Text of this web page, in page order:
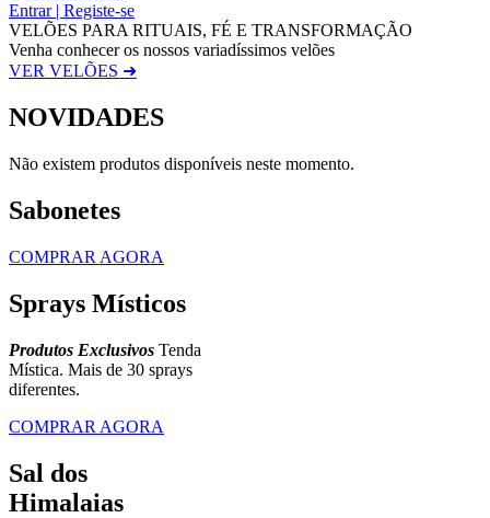
Entrar | Registe-se
VELÕES PARA RITUAIS, FÉ E TRANSFORMAÇÃO
Venha conhecer os nossos variadíssimos velões
VER VELÕES ➜
NOVIDADES
Não existem produtos disponíveis neste momento.
Sabonetes
COMPRAR AGORA
Sprays Místicos
Produtos Exclusivos Tenda
Mística. Mais de 30 sprays
diferentes.
COMPRAR AGORA
Sal dos
Himalaias